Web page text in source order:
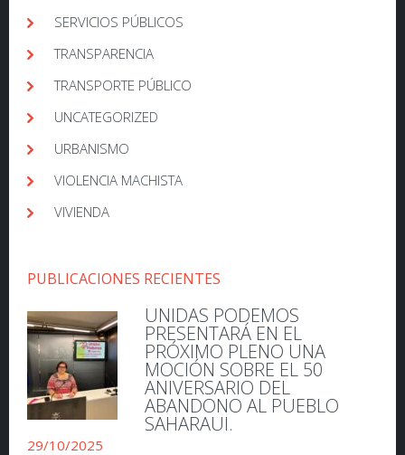
SERVICIOS PÚBLICOS
TRANSPARENCIA
TRANSPORTE PÚBLICO
UNCATEGORIZED
URBANISMO
VIOLENCIA MACHISTA
VIVIENDA
PUBLICACIONES RECIENTES
UNIDAS PODEMOS
PRESENTARÁ EN EL
PRÓXIMO PLENO UNA
MOCIÓN SOBRE EL 50
ANIVERSARIO DEL
ABANDONO AL PUEBLO
SAHARAUI.
29/10/2025